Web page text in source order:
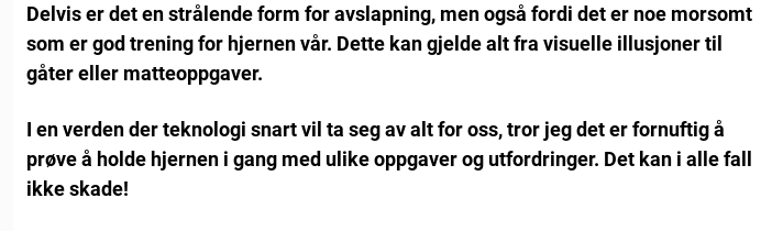
Delvis er det en strålende form for avslapning, men også fordi det er noe morsomt
som er god trening for hjernen vår. Dette kan gjelde alt fra visuelle illusjoner til
gåter eller matteoppgaver.
I en verden der teknologi snart vil ta seg av alt for oss, tror jeg det er fornuftig å
prøve å holde hjernen i gang med ulike oppgaver og utfordringer. Det kan i alle fall
ikke skade!